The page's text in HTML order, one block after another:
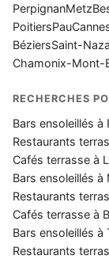
PerpignanMetz
PoitiersPau
BéziersSaint-
Chamonix-Mont-
RECHERCHES
Bars ensoleillés à
Restaurants
Cafés terrasse à
Bars ensoleillés à
Restaurants
Cafés terrasse à
Bars ensoleillés à
Restaurants